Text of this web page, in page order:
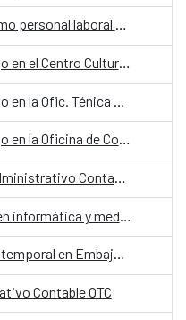
Convocatoria para ingreso como personal laboral temporal en la Embajada de España en Asunción
Convocatoria para personal fijo en el Centro Cultural de España
Convocatoria para personal fijo en la Oficina de Cooperación Española (OCE) en la categoría de Chofer
Convocatoria para plaza de Administrativo Contable CCE Paraguay
Convocatoria personal laboral temporal en Embajada de España en Asunción (Paraguay) con la categoría de Auxiliar
Contable OTC